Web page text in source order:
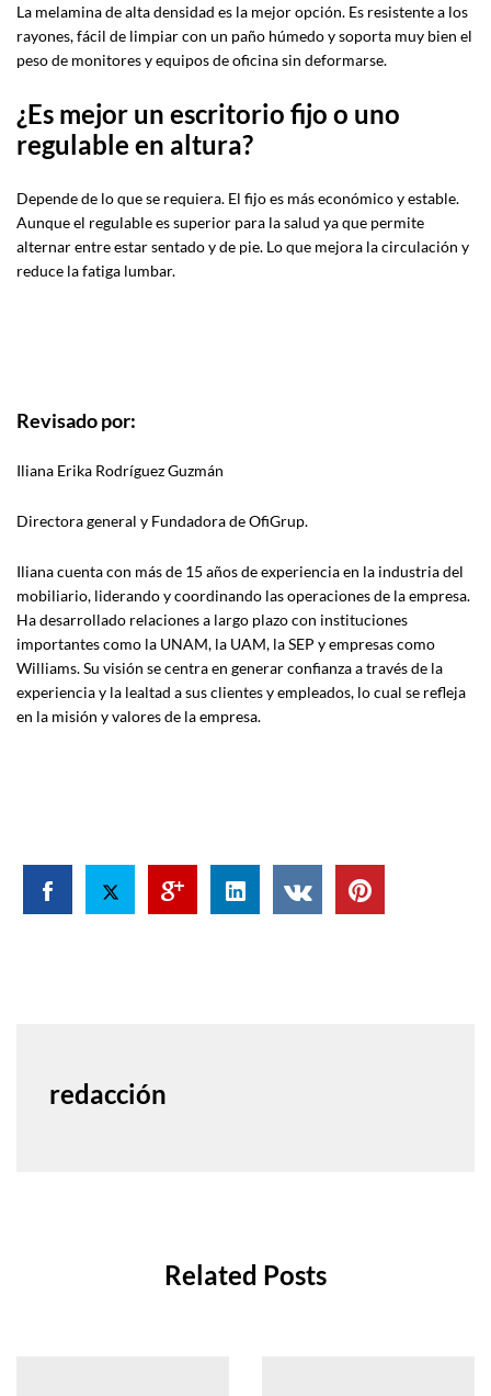
La melamina de alta densidad es la mejor opción. Es resistente a los
rayones, fácil de limpiar con un paño húmedo y soporta muy bien el
peso de monitores y equipos de oficina sin deformarse.
¿Es mejor un escritorio fijo o uno
regulable en altura?
Depende de lo que se requiera. El fijo es más económico y estable.
Aunque el regulable es superior para la salud ya que permite
alternar entre estar sentado y de pie. Lo que mejora la circulación y
reduce la fatiga lumbar.
Revisado por:
Iliana Erika Rodríguez Guzmán
Directora general y Fundadora de OfiGrup.
Iliana cuenta con más de 15 años de experiencia en la industria del
mobiliario, liderando y coordinando las operaciones de la empresa.
Ha desarrollado relaciones a largo plazo con instituciones
importantes como la UNAM, la UAM, la SEP y empresas como
Williams. Su visión se centra en generar confianza a través de la
experiencia y la lealtad a sus clientes y empleados, lo cual se refleja
en la misión y valores de la empresa.
redacción
Related Posts